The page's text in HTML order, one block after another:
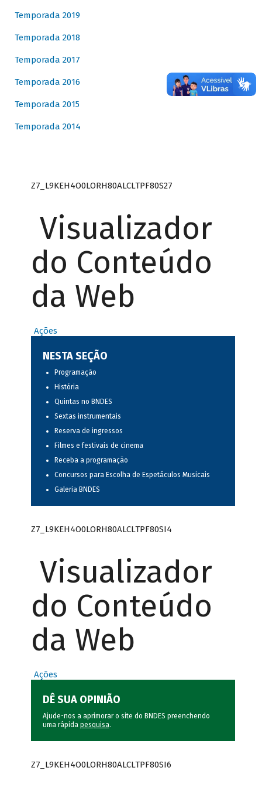
Temporada 2019
Temporada 2018
Temporada 2017
Temporada 2016
Temporada 2015
Temporada 2014
Z7_L9KEH4O0LORH80ALCLTPF80S27
Visualizador
do Conteúdo
da Web
Ações
NESTA SEÇÃO
Programação
História
Quintas no BNDES
Sextas instrumentais
Reserva de ingressos
Filmes e festivais de cinema
Receba a programação
Concursos para Escolha de Espetáculos Musicais
Galeria BNDES
Z7_L9KEH4O0LORH80ALCLTPF80SI4
Visualizador
do Conteúdo
da Web
Ações
DÊ SUA OPINIÃO
Ajude-nos a aprimorar o site do BNDES preenchendo
uma rápida pesquisa.
Z7_L9KEH4O0LORH80ALCLTPF80SI6